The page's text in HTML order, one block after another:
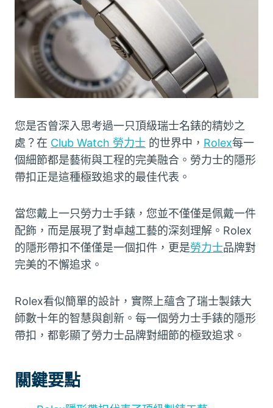
您是否曾深入思考過一只頂級瑞士名錶的精妙之
處？在 Club Watch 勞力士 的世界中， Rolex每一
個細節都是藝術與工程的完美融合。勞力士的隱形
帶扣正是這種極致追求的最佳代表。
當您戴上一只勞力士手錶，您並不僅僅是佩戴一件
配飾，而是展現了對卓越工藝的深刻理解。Rolex
的隱形帶扣不僅僅是一個扣件，更是勞力士品牌對
完美的不懈追求。
Rolex看似簡單的設計，實際上蘊含了瑞士製錶大
師數十年的智慧與創新。每一個勞力士手錶的隱形
帶扣，都彰顯了勞力士品牌對細節的極致追求。
關鍵要點